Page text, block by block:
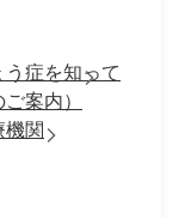
症を知って
案内）
機関